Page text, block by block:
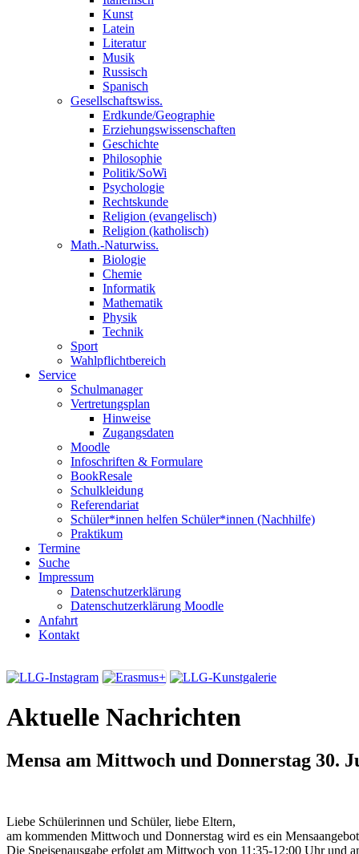
Kunst
Latein
Literatur
Musik
Russisch
Spanisch
Gesellschaftswiss.
Erdkunde/Geographie
Erziehungswissenschaften
Geschichte
Philosophie
Politik/SoWi
Psychologie
Rechtskunde
Religion (evangelisch)
Religion (katholisch)
Math.-Naturwiss.
Biologie
Chemie
Informatik
Mathematik
Physik
Technik
Sport
Wahlpflichtbereich
Service
Schulmanager
Vertretungsplan
Hinweise
Zugangsdaten
Moodle
Infoschriften & Formulare
BookResale
Schulkleidung
Referendariat
Schüler*innen helfen Schüler*innen (Nachhilfe)
Praktikum
Termine
Suche
Impressum
Datenschutzerklärung
Datenschutzerklärung Moodle
Anfahrt
Kontakt
Aktuelle Nachrichten
Mensa am Mittwoch und Donnerstag 30.
Liebe Schülerinnen und Schüler, liebe Eltern,
am kommenden Mittwoch und Donnerstag wird es ein
Die Speisenausgabe erfolgt am Mittwoch von 11:35-12:00 Uhr und